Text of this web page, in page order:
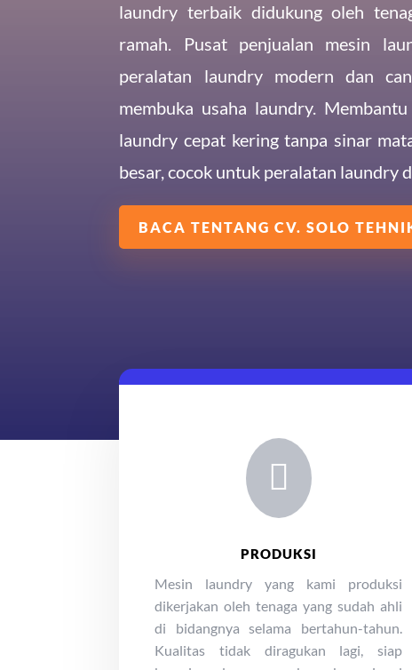
laundry terbaik didukung oleh
ramah. Pusat penjualan mesin
peralatan laundry modern dan
membuka usaha laundry.
laundry cepat kering tanpa sinar
besar, cocok untuk peralatan laundry
BACA TENTANG CV. SOLO

PRODUKSI
Mesin laundry yang kami produksi
dikerjakan oleh tenaga yang sudah ahli
di bidangnya selama bertahun-tahun.
Kualitas tidak diragukan lagi, siap